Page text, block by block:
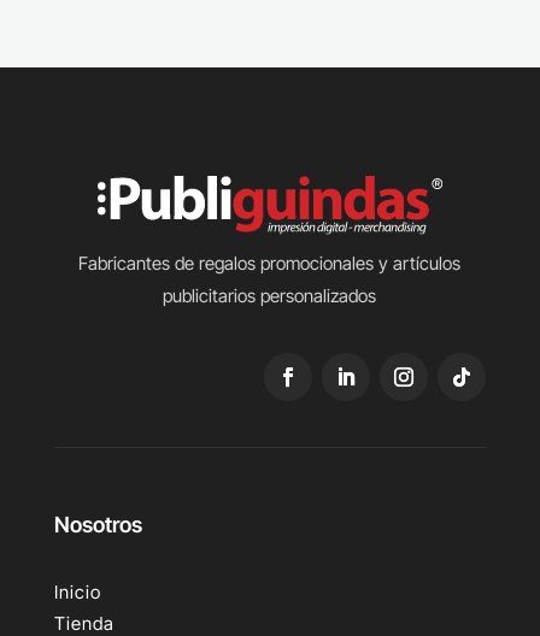
Fabricantes de regalos promocionales y artículos
publicitarios personalizados
Nosotros
Inicio
Tienda